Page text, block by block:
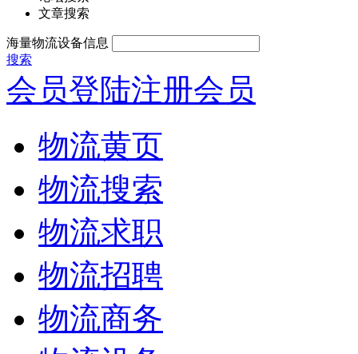
文章搜索
海量物流设备信息
搜索
会员登陆注册会员
物流黄页
物流搜索
物流求职
物流招聘
物流商务